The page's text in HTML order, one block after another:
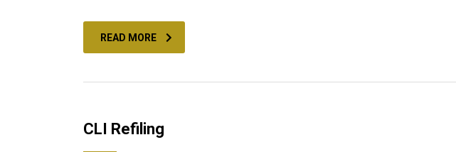
READ MORE
CLI Refiling